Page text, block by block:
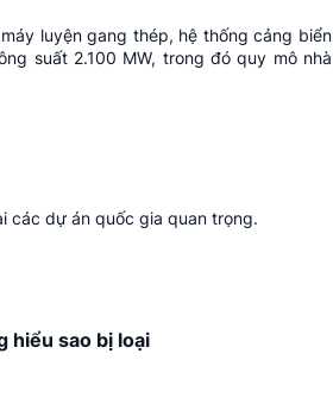
luyện gang thép, hệ thống cảng biển
suất 2.100 MW, trong đó quy mô nhà
các dự án quốc gia quan trọng.
hiểu sao bị loại